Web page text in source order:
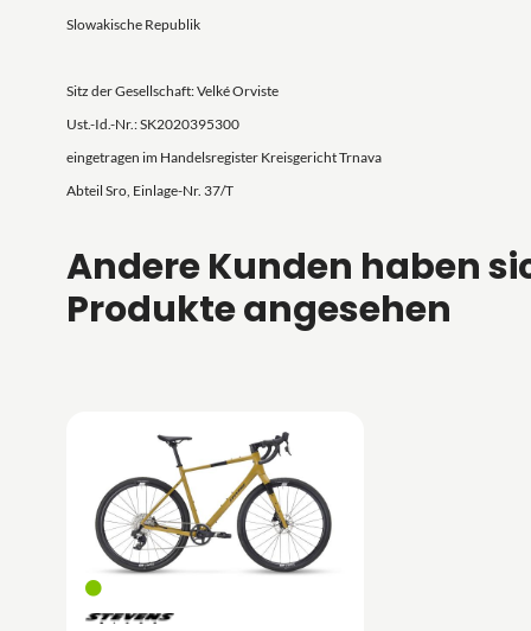
Slowakische Republik
Sitz der Gesellschaft: Velké Orviste
Ust.-Id.-Nr.: SK2020395300
eingetragen im Handelsregister Kreisgericht Trnava
Abteil Sro, Einlage-Nr. 37/T
Andere Kunden haben
Produkte angesehen